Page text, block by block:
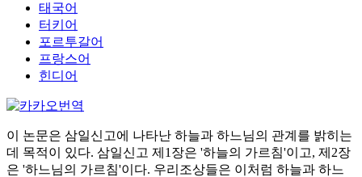
태국어
터키어
포르투갈어
프랑스어
힌디어
이 논문은 삼일신고에 나타난 하늘과 하느님의 관계를 밝히는
데 목적이 있다. 삼일신고 제1장은 '하늘의 가르침'이고, 제2장
은 '하느님의 가르침'이다. 우리조상들은 이처럼 하늘과 하느